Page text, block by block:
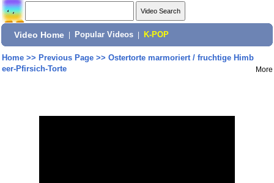
Video Home Popular Videos K-POP
Home>> Previous Page>> Ostertorte marmoriert / fruchtige Himb
eer-Pfirsich-Torte
More